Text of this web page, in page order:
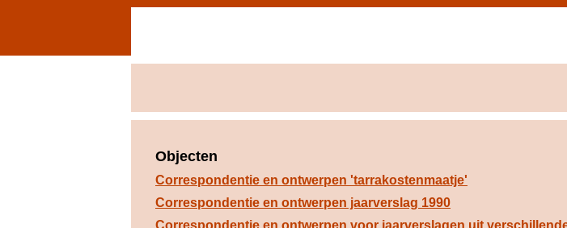
Objecten
Correspondentie en ontwerpen 'tarrakostenmaatje'
Correspondentie en ontwerpen jaarverslag 1990
Correspondentie en ontwerpen voor jaarverslagen uit